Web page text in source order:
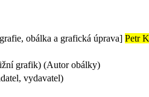
obálka a grafická úprava] Petr
grafik) (Autor obálky)
vydavatel)